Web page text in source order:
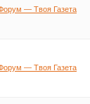
— Твоя Газета
— Твоя Газета